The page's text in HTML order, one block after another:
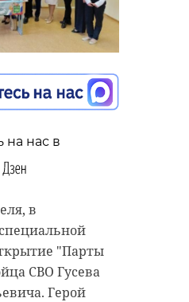
на нас в
в
"Парты
СВО Гусева
Герой